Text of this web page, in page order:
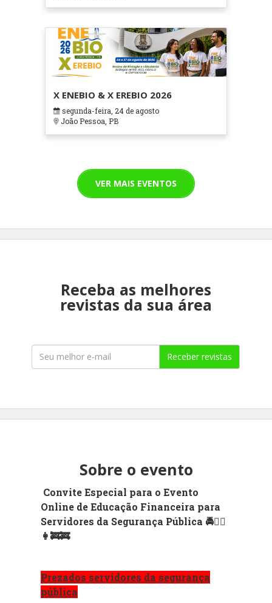
X ENEBIO & X EREBIO 2026
segunda-feira, 24 de agosto
João Pessoa, PB
VER MAIS EVENTOS
Receba as melhores
revistas da sua área
Receber revistas
Sobre o evento
Convite Especial para o Evento
Online de Educação Financeira para
Servidores da Segurança Pública 🚔👮‍♂️
👩‍🚒🚒
Prezados servidores da segurança
pública